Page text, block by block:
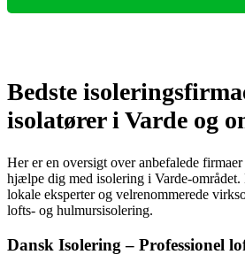
Bedste
isolatører i Varde og
Her er en oversigt over anbefalede
hjælpe dig med isolering i Varde-
lokale eksperter og velrenommerede
lofts- og hulmursisolering.
Dansk Isolering – Professionel